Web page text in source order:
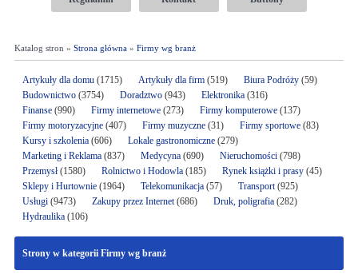
Katalog stron » Strona główna» Firmy wg branż
Artykuły dla domu(1715) Artykuły dla firm(519) Biura Podróży(59)
Budownictwo(3754) Doradztwo(943) Elektronika (316)
Finanse(990) Firmy internetowe (273) Firmy komputerowe(137)
Firmy motoryzacyjne(407) Firmy muzyczne(31) Firmy sportowe(83)
Kursy i szkolenia(606) Lokale gastronomiczne(279)
Marketing i Reklama(837) Medycyna(690) Nieruchomości(798)
Przemysł(1580) Rolnictwo i Hodowla(185) Rynek książki i prasy(45)
Sklepy i Hurtownie(1964) Telekomunikacja(57) Transport(925)
Usługi(9473) Zakupy przez Internet(686) Druk, poligrafia(282)
Hydraulika(106)
Strony w kategorii Firmy wg branż